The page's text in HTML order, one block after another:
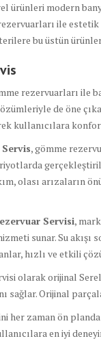
ürünleri modern
ile
bu üstün
rezervuarları ile
de öne
kullanıcılara
, gömme
olası arızaların
Servisi,
sunar. Su
hızlı ve etkili
olarak orijinal
sağlar. Orijinal
her zaman ön
en iyi